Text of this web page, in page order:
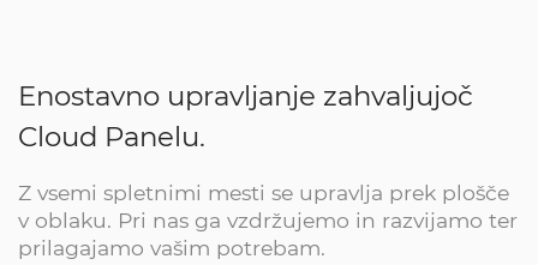
Enostavno upravljanje zahvaljujoč
Cloud Panelu.
Z vsemi spletnimi mesti se upravlja prek plošče
v oblaku. Pri nas ga vzdržujemo in razvijamo ter
prilagajamo vašim potrebam.